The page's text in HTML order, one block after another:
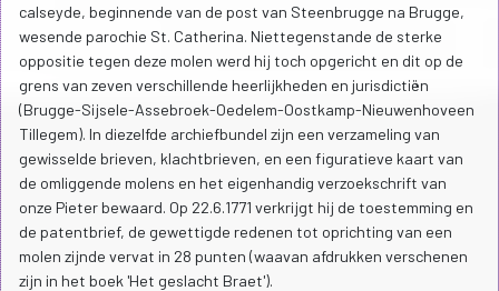
calseyde, beginnende van de post van Steenbrugge na Brugge,
wesende parochie St. Catherina. Niettegenstande de sterke
oppositie tegen deze molen werd hij toch opgericht en dit op de
grens van zeven verschillende heerlijkheden en jurisdictiën
(Brugge-Sijsele-Assebroek-Oedelem-Oostkamp-Nieuwenhoveen
Tillegem). In diezelfde archiefbundel zijn een verzameling van
gewisselde brieven, klachtbrieven, en een figuratieve kaart van
de omliggende molens en het eigenhandig verzoekschrift van
onze Pieter bewaard. Op 22.6.1771 verkrijgt hij de toestemming en
de patentbrief, de gewettigde redenen tot oprichting van een
molen zijnde vervat in 28 punten (waavan afdrukken verschenen
zijn in het boek 'Het geslacht Braet').